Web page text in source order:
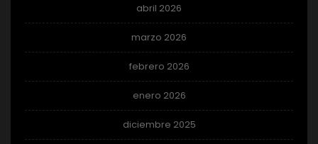
abril 2026
marzo 2026
febrero 2026
enero 2026
diciembre 2025